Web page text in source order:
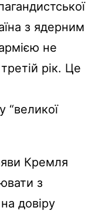
з ядерним
не
рік. Це
“великої
Кремля
з
довіру